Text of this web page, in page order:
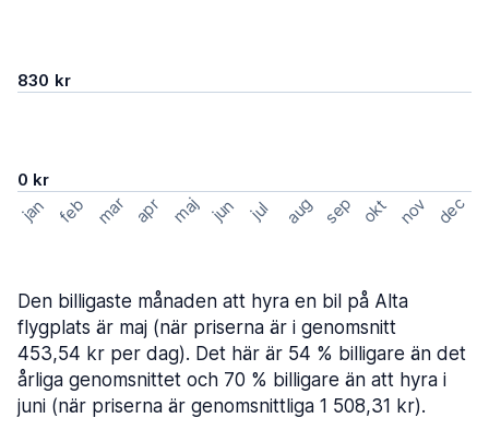
830 kr
0 kr
jan feb mar apr maj jun jul aug sep okt nov dec
Den billigaste månaden att hyra en bil på Alta
flygplats är maj (när priserna är i genomsnitt
453,54 kr per dag). Det här är 54 % billigare än det
årliga genomsnittet och 70 % billigare än att hyra i
juni (när priserna är genomsnittliga 1 508,31 kr).